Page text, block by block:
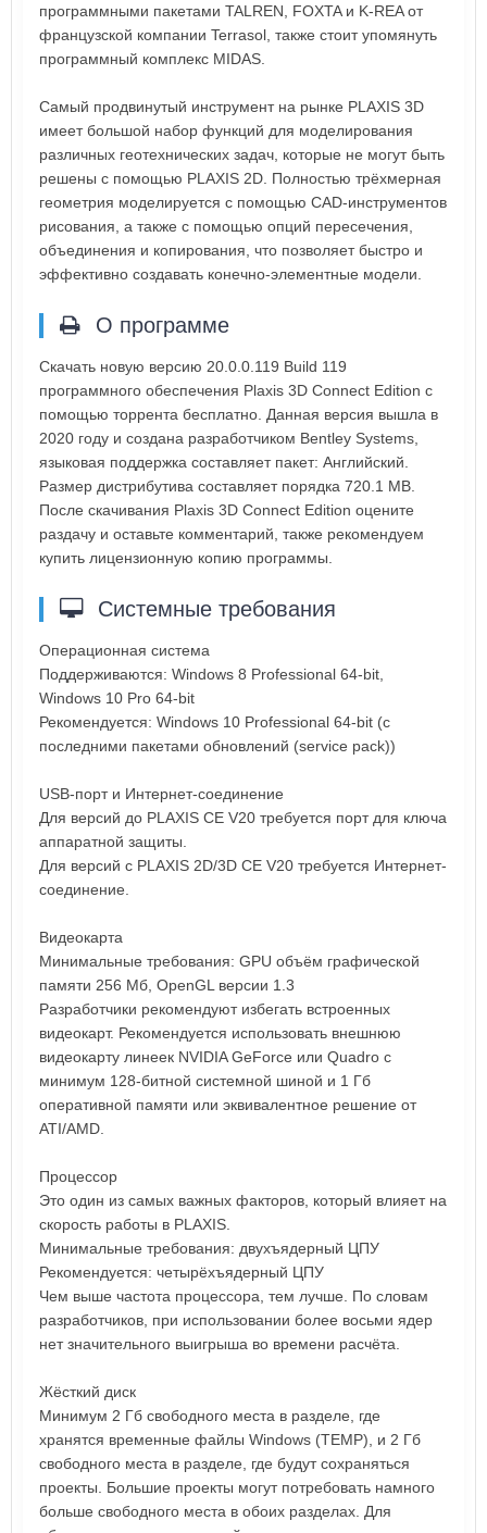
программными пакетами TALREN, FOXTA и K-REA от
французской компании Terrasol, также стоит упомянуть
программный комплекс MIDAS.
Самый продвинутый инструмент на рынке PLAXIS 3D
имеет большой набор функций для моделирования
различных геотехнических задач, которые не могут быть
решены с помощью PLAXIS 2D. Полностью трёхмерная
геометрия моделируется с помощью CAD-инструментов
рисования, а также с помощью опций пересечения,
объединения и копирования, что позволяет быстро и
эффективно создавать конечно-элементные модели.
О программе
Скачать новую версию 20.0.0.119 Build 119
программного обеспечения Plaxis 3D Connect Edition с
помощью торрента бесплатно. Данная версия вышла в
2020 году и создана разработчиком Bentley Systems,
языковая поддержка составляет пакет: Английский.
Размер дистрибутива составляет порядка 720.1 MB.
После скачивания Plaxis 3D Connect Edition оцените
раздачу и оставьте комментарий, также рекомендуем
купить лицензионную копию программы.
Системные требования
Операционная система
Поддерживаются: Windows 8 Professional 64-bit,
Windows 10 Pro 64-bit
Рекомендуется: Windows 10 Professional 64-bit (с
последними пакетами обновлений (service pack))
USB-порт и Интернет-соединение
Для версий до PLAXIS CE V20 требуется порт для ключа
аппаратной защиты.
Для версий с PLAXIS 2D/3D CE V20 требуется Интернет-
соединение.
Видеокарта
Минимальные требования: GPU объём графической
памяти 256 Мб, OpenGL версии 1.3
Разработчики рекомендуют избегать встроенных
видеокарт. Рекомендуется использовать внешнюю
видеокарту линеек NVIDIA GeForce или Quadro с
минимум 128-битной системной шиной и 1 Гб
оперативной памяти или эквивалентное решение от
ATI/AMD.
Процессор
Это один из самых важных факторов, который влияет на
скорость работы в PLAXIS.
Минимальные требования: двухъядерный ЦПУ
Рекомендуется: четырёхъядерный ЦПУ
Чем выше частота процессора, тем лучше. По словам
разработчиков, при использовании более восьми ядер
нет значительного выигрыша во времени расчёта.
Жёсткий диск
Минимум 2 Гб свободного места в разделе, где
хранятся временные файлы Windows (TEMP), и 2 Гб
свободного места в разделе, где будут сохраняться
проекты. Большие проекты могут потребовать намного
больше свободного места в обоих разделах. Для